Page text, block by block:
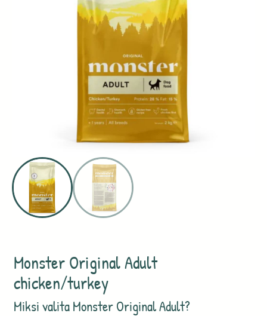
Monster Original Adult
chicken/turkey
Miksi valita Monster Original Adult?